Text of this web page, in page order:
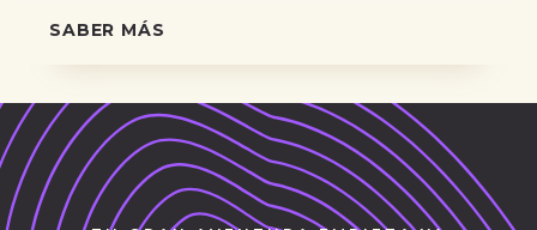
SABER MÁS